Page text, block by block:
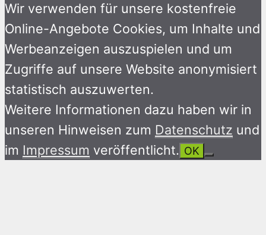
Wir verwenden für unsere kostenfreie
Online-Angebote Cookies, um Inhalte und
Werbeanzeigen auszuspielen und um
Zugriffe auf unsere Website anonymisiert
statistisch auszuwerten.
Weitere Informationen dazu haben wir in
unseren Hinweisen zum Datenschutz und
im Impressum veröffentlicht. OK